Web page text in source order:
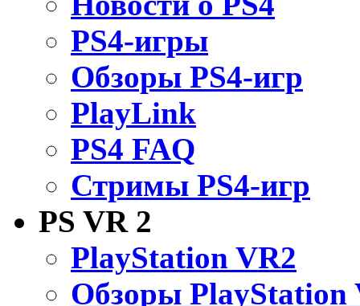
PS4-игры
Обзоры PS4-игр
PlayLink
PS4 FAQ
Стримы PS4-игр
PS VR 2
PlayStation VR2
Обзоры PlayStation